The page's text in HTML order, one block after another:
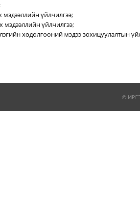
үйлчилгээ;
мэдээллийн үйлчилгээ;
хөдөлгөөний мэдээ зохицуулалтын
©